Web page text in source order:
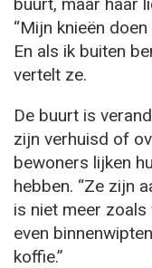
“Mijn knieën
En als ik buiten
vertelt ze.
De buurt is
zijn verhuisd of
bewoners lijken
hebben. “Ze zijn
is niet meer
even
koffie.”